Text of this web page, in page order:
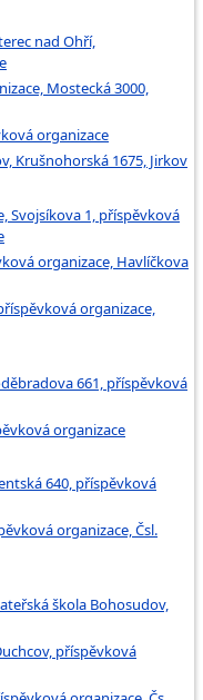
nad Ohří,
Mostecká 3000,
organizace
Krušnohorská 1675, Jirkov
Svojsíkova 1, příspěvková
organizace, Havlíčkova
organizace,
661, příspěvková
organizace
640, příspěvková
organizace, Čsl.
škola Bohosudov,
příspěvková